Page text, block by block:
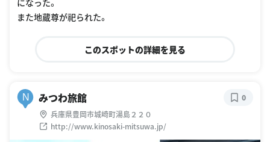
また地蔵尊が祀られた。
このスポットの詳細を見る
N みつわ旅館
兵庫県豊岡市城崎町湯島２２０
http://www.kinosaki-mitsuwa.jp/
0